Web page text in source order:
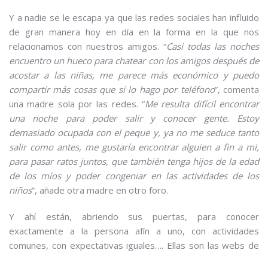
Y a nadie se le escapa ya que las redes sociales han influido
de gran manera hoy en día en la forma en la que nos
relacionamos con nuestros amigos. “Casi todas las noches
encuentro un hueco para chatear con los amigos después de
acostar a las niñas, me parece más económico y puedo
compartir más cosas que si lo hago por teléfono”, comenta
una madre sola por las redes. “Me resulta difícil encontrar
una noche para poder salir y conocer gente. Estoy
demasiado ocupada con el peque y, ya no me seduce tanto
salir como antes, me gustaría encontrar alguien a fin a mi,
para pasar ratos juntos, que también tenga hijos de la edad
de los míos y poder congeniar en las actividades de los
niños”, añade otra madre en otro foro.
Y ahí están, abriendo sus puertas, para conocer
exactamente a la persona afín a uno, con actividades
comunes, con expectativas iguales…. Ellas son las webs de